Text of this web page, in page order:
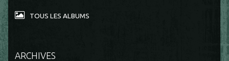
TOUS LES ALBUMS
ARCHIVES